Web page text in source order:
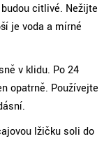
citlivé. Nežijte
je voda a mírné
v klidu. Po 24
opatrně. Používejte
lžičku soli do